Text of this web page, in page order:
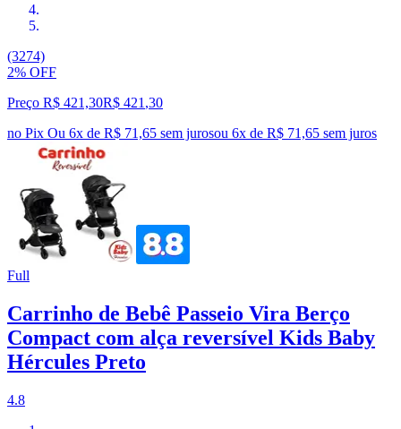
(3274)
2% OFF
Preço R$ 421,30R$ 421 ,30
no Pix Ou 6x de R$ 71,65 sem jurosou 6x de R$ 71,65 sem juros
Full
Carrinho de Bebê Passeio Vira Berço
Compact com alça reversível Kids Baby
Hércules Preto
4.8